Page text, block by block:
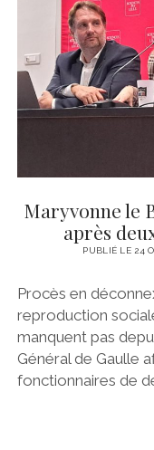
Maryvonne le
après
PUBLIÉ LE 24
Procès en
reproduction
manquent pas
Général de Gaulle
fonctionnaires de